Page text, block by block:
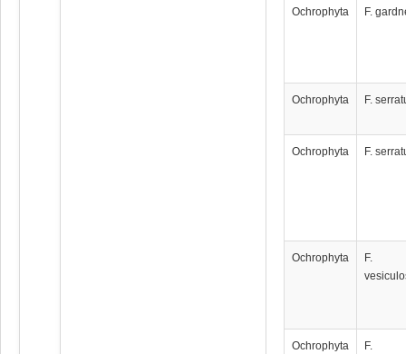
Ochrophyta F.
Ochrophyta F.
Ochrophyta F.
Ochrophyta
F.
Ochrophyta
F.